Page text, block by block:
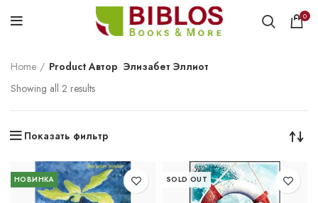
0
Home Product Автор Элизабет Эллиот
Showing all 2 results
Показать фильтр
НОВИНКА SOLD OUT